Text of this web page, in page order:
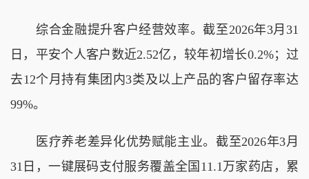
综合金融提升客户经营效率。截至2026年3月31
日，平安个人客户数近2.52亿，较年初增长0.2%；过
去12个月持有集团内3类及以上产品的客户留存率达
99%。
医疗养老差异化优势赋能主业。截至2026年3月
31日，一键展码支付服务覆盖全国11.1万家药店，累